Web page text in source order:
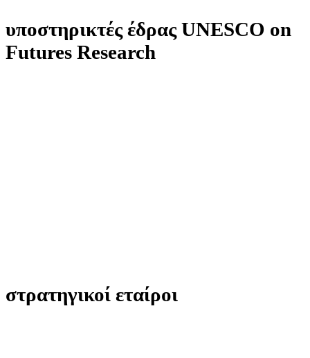
υποστηρικτές έδρας UNESCO on
Futures Research
στρατηγικοί εταίροι